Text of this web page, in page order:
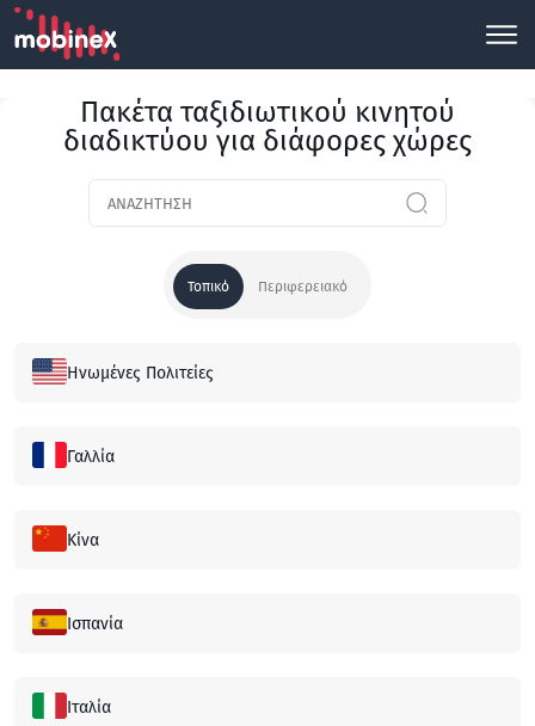
Πακέτα ταξιδιωτικού κινητού
διαδικτύου για διάφορες χώρες
Τοπικό Περιφερειακό
Ηνωμένες Πολιτείες
Γαλλία
Κίνα
Ισπανία
Ιταλία